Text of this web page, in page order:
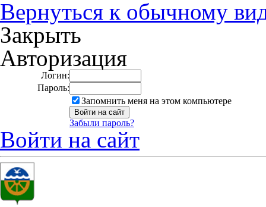
Вернуться к обычному
Закрыть
Авторизация
Логин:
Пароль:
Запомнить меня на этом компьютере
Забыли пароль?
Войти на сайт